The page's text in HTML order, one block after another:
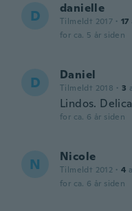
D danielle
Tilmeldt 2017 · 17
for ca. 5 år siden
D Daniel
Tilmeldt 2018 · 3
Lindos.
for ca. 6 år siden
N Nicole
Tilmeldt 2012 · 4
for ca. 6 år siden